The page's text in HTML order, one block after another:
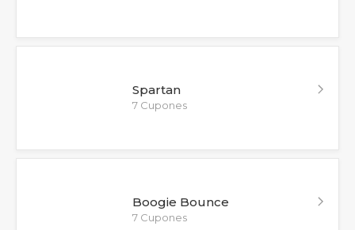
Spartan
7 Cupones
Boogie Bounce
7 Cupones